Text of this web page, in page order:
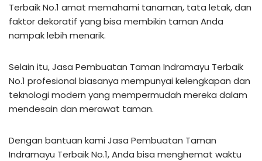
Terbaik No.1 amat memahami tanaman, tata letak, dan
faktor dekoratif yang bisa membikin taman Anda
nampak lebih menarik.
Selain itu, Jasa Pembuatan Taman Indramayu Terbaik
No.1 profesional biasanya mempunyai kelengkapan dan
teknologi modern yang mempermudah mereka dalam
mendesain dan merawat taman.
Dengan bantuan kami Jasa Pembuatan Taman
Indramayu Terbaik No.1, Anda bisa menghemat waktu